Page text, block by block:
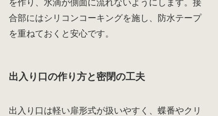
を作り、水滴が側面に流れないようにします。接
合部にはシリコンコーキングを施し、防水テープ
を重ねておくと安心です。
出入り口の作り方と密閉の工夫
出入り口は軽い扉形式が扱いやすく、蝶番やクリ